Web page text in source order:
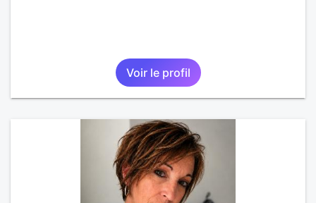
Voir le profil